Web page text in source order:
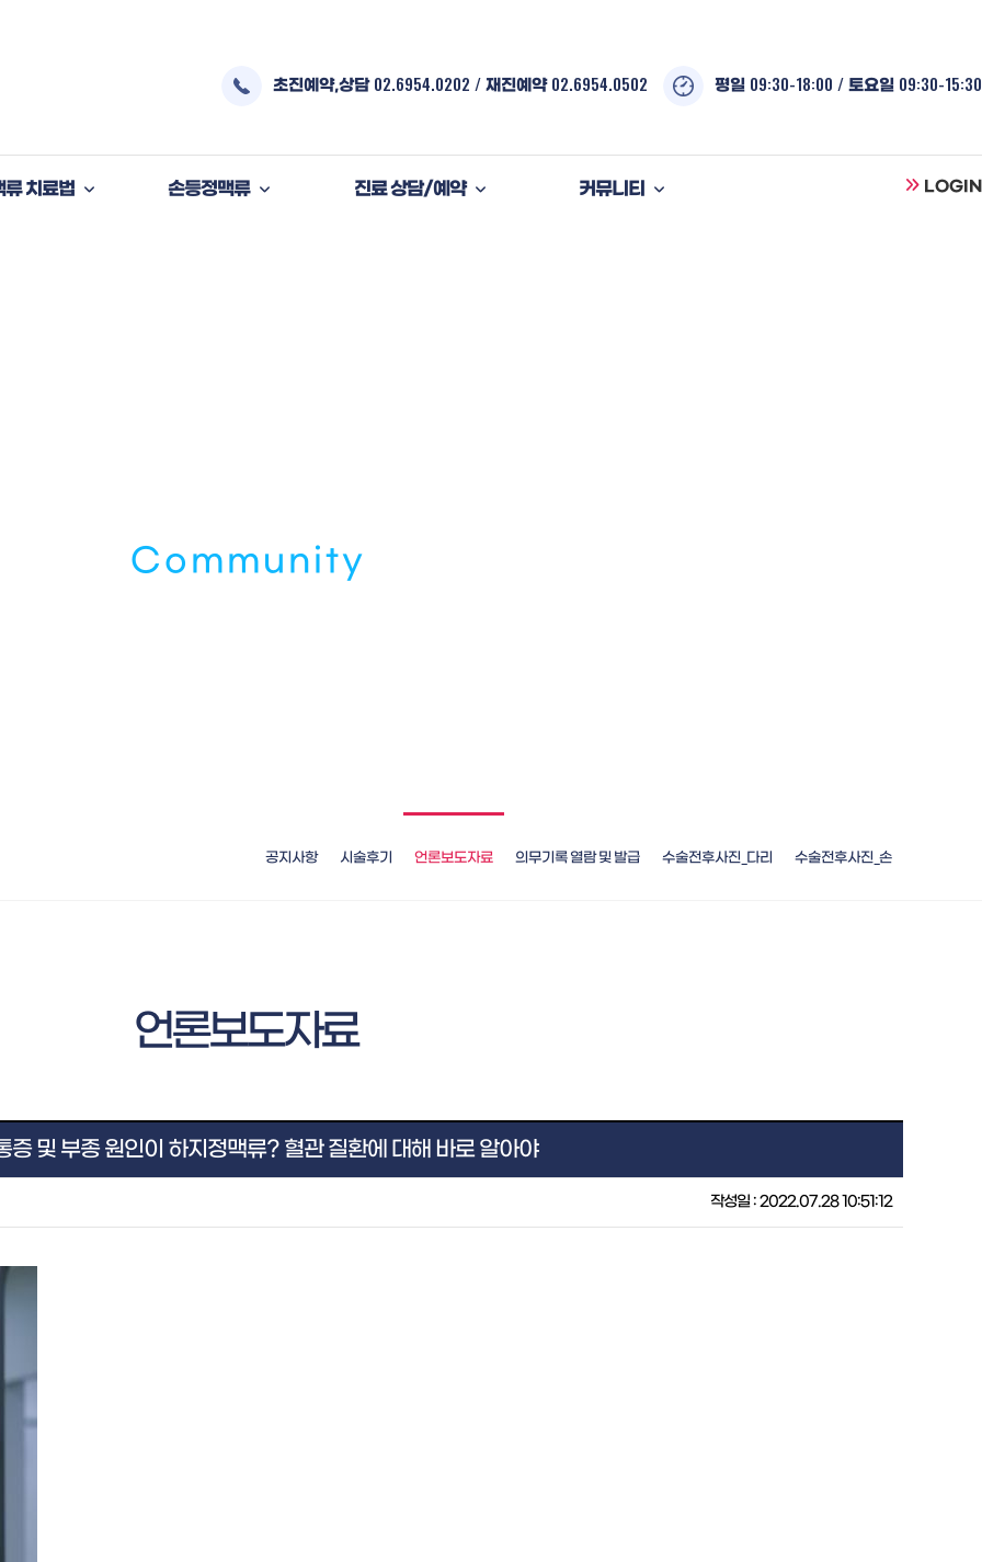
초진예약,상담 02.6954.0202 / 재진예약 02.6954.0502 평일 09:30-18:00 / 토요일 09:30-15:30
치료법 손등정맥류 진료 상담/예약 커뮤니티 LOGIN
Community
공지사항 시술후기 언론보도자료 의무기록 열람 및 발급 수술전후사진_다리 수술전후사진_손
언론보도자료
증 및 부종 원인이 하지정맥류? 혈관 질환에 대해 바로 알아야
작성일 : 2022.07.28 10:51:12